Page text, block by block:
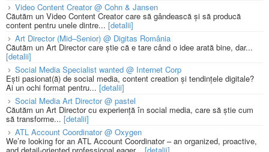
Video Content Creator @ Cohn & Jansen
Căutăm un Video Content Creator care să gândească și să producă
content pentru unele dintre... [detalii]
Art Director (Mid–Senior) @ Digitas România
Căutăm un Art Director care știe că e tare când o idee arată bine, dar...
[detalii]
Social Media Specialist wanted @ Internet Corp
Ești pasionat(ă) de social media, content creation și tendințele digitale?
Ai un ochi format pentru... [detalii]
Social Media Art Director @ pastel
Căutăm un Art Director cu experiență în social media, care să știe cum
să transforme... [detalii]
ATL Account Coordinator @ Oxygen
We’re looking for an ATL Account Coordinator – an organized, proactive,